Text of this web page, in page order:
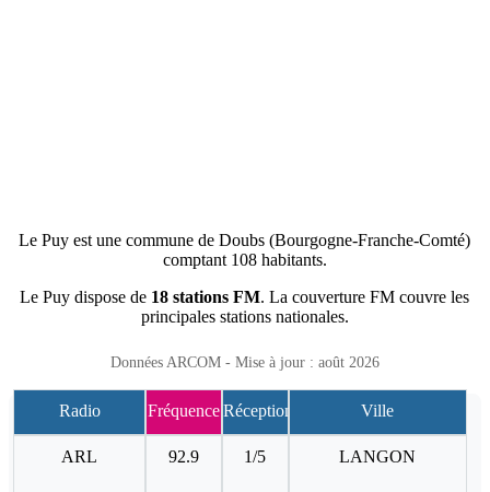
Le Puy est une commune de Doubs (Bourgogne-Franche-Comté)
comptant 108 habitants.
Le Puy dispose de 18 stations FM. La couverture FM couvre les
principales stations nationales.
Données ARCOM - Mise à jour : août 2026
Radio FréquenceRéception Ville
ARL 92.9 1/5 LANGON